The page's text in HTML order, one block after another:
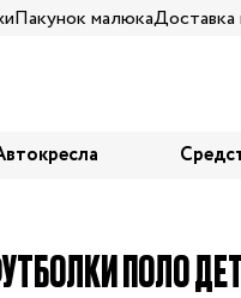
Пакунок малюкаДоставка
ПОЛО